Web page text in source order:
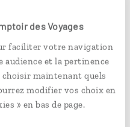
des Voyages
faciliter votre navigation
et la pertinence
choisir maintenant quels
modifier vos choix en
» en bas de page.
tout en vous
lors d’unséjour à
belle plage de sable qui
L’occasion de
: promenade,
canoë.